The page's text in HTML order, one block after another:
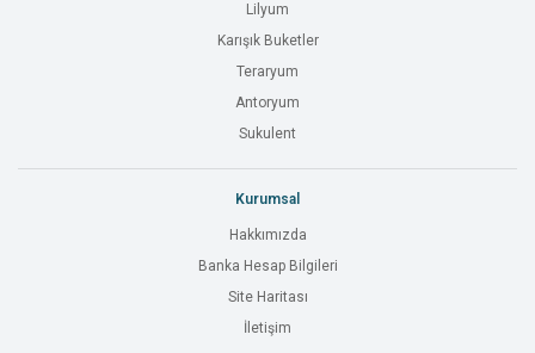
Lilyum
Karışık Buketler
Teraryum
Antoryum
Sukulent
Kurumsal
Hakkımızda
Banka Hesap Bilgileri
Site Haritası
İletişim